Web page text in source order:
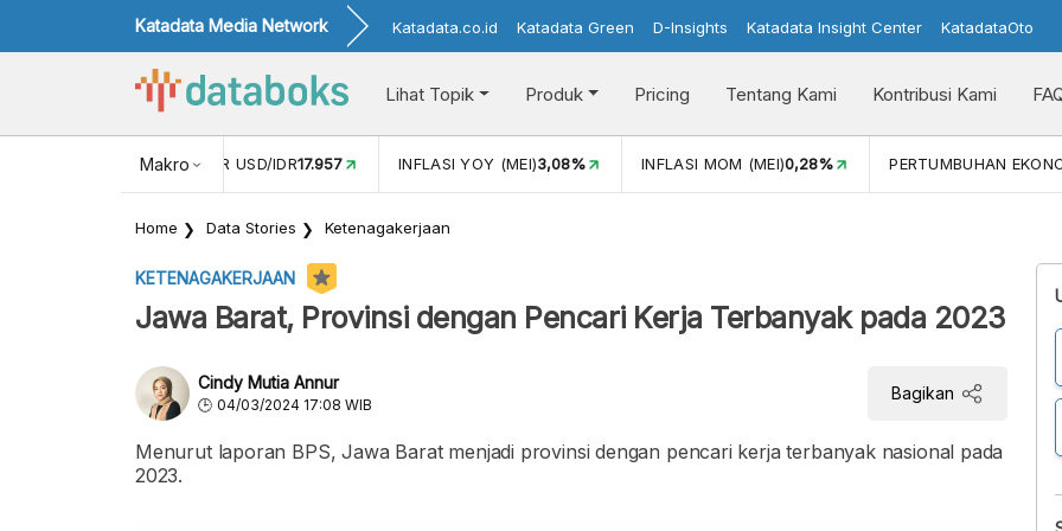
Katadata Media Network Katadata.co.id Katadata Green D-Insights Katadata Insight Center KatadataOto
Lihat Topik Produk Pricing Tentang Kami Kontribusi Kami
Makro
NILAI TUKAR USD/IDR17.957 INFLASI YOY (MEI)3,08% INFLASI MOM (MEI)0,28% PERTUMBUHAN
Home Data Stories Ketenagakerjaan
KETENAGAKERJAAN
Jawa Barat, Provinsi dengan Pencari Kerja Terbanyak pada 2023
Cindy Mutia Annur
04/03/2024 17:08 WIB
Bagikan
Menurut laporan BPS, Jawa Barat menjadi provinsi dengan pencari kerja terbanyak nasional pada
2023.